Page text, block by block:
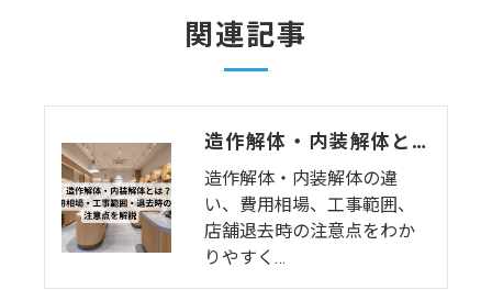
関連記事
造作解体・内装解体とは？費用相場・工事範囲・退去時の注意点を解説
造作解体・内装解体の違
い、費用相場、工事範囲、
店舗退去時の注意点をわか
りやすく…